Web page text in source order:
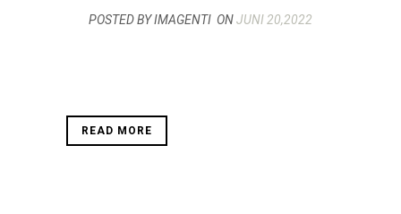
POSTED BY IMAGENTI ONJUNI 20,2022
READ MORE